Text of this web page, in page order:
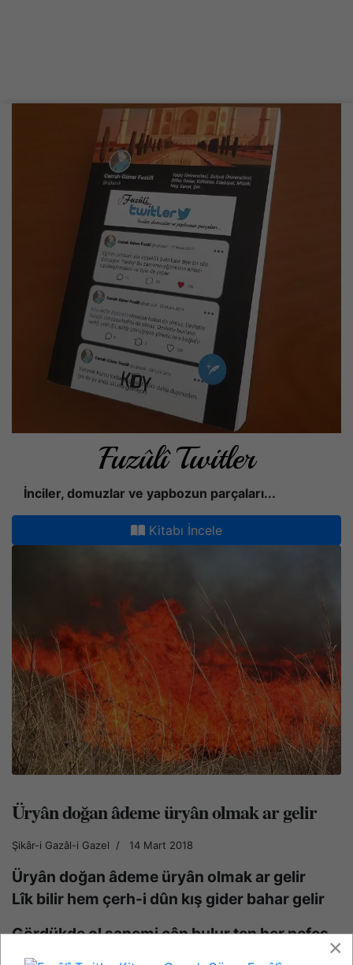
Fuzûlî Twitler
İnciler, domuzlar ve yapbozun parçaları...
Kitabı İncele
Üryân doğan âdeme üryân olmak ar gelir
Şikâr-i Gazâl-i Gazel 14 Mart 2018
Üryân doğan âdeme üryân olmak ar gelir
Lîk bilir hem çerh-i dûn kış gider bahar gelir
Gördükde ol sanemi cân bulur ten her nefes
Bir dem görmesem bu cân her nefes gider
×